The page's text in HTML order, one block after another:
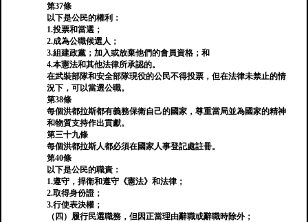
第37條
以下是公民的權利：
1.投票和當選；
2.成為公職候選人；
3.組建政黨；加入或放棄他們的會員資格；和
4.本憲法和其他法律所承認的。
在武裝部隊和安全部隊現役的公民不得投票，但在法律未禁止的情
況下，可以當選公職。
第38條
每個洪都拉斯都有義務保衛自己的國家，尊重當局並為國家的精神
和物質支持作出貢獻。
第三十九條
每個洪都拉斯人都必須在國家人事登記處註冊。
第40條
以下是公民的職責：
1.遵守，捍衛和遵守《憲法》和法律；
2.取得身份證；
3.行使表決權；
（四）履行民選職務，但因正當理由辭職或辭職時除外；